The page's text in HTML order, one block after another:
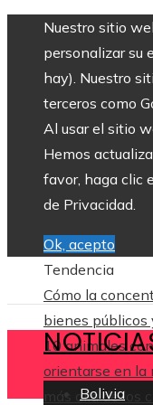
Nuestro sitio
personalizar su
hay). Nuestro
terceros como
Al usar el sitio
Hemos
favor, haga clic
de Privacidad.
Ok, acepto
Tendencia
Cómo la
bienes
10 animales
orientarse en la
más allá de los
Bolivia